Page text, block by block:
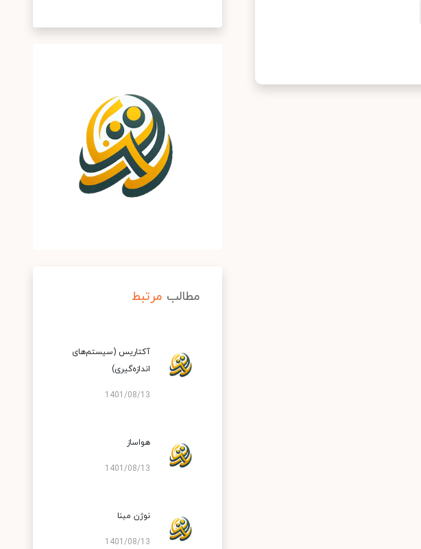
مطالب مرتبط
آکتاریس (سیستم‌های
اندازه‌گیری)
1401/08/13
هواساز
1401/08/13
نوژن مبنا
1401/08/13